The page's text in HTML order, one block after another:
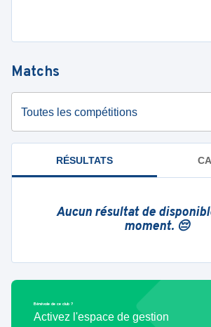
Matchs
Toutes les compétitions
RÉSULTATS
Aucun résultat de
moment. 😔
Bénévole de ce club ?
Activez l'espace de gestion